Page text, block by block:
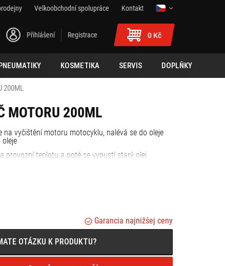
Velkoobchodní spolupráce
Kontakt
Přihlášení Registrace 0 Kč
KOSMETIKA SERVIS DOPLŇKY
200ML
MOTORU 200ML
na vyčištění motoru motocyklu, nalévá se do oleje
provozní teplotu a poté se vypustí starý olej
Garancia najnižšej ceny
OTÁZKU K PRODUKTU?